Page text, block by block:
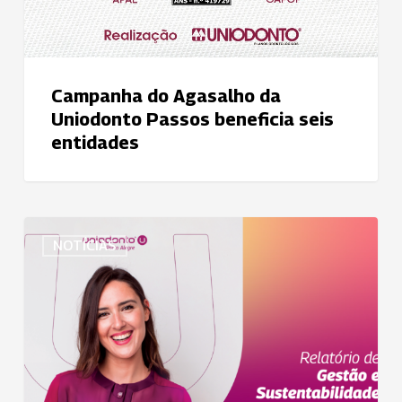
Campanha do Agasalho da
Uniodonto Passos beneficia seis
entidades
NOTÍCIAS
Porto
Alegre
lança
Relatório
Gestão